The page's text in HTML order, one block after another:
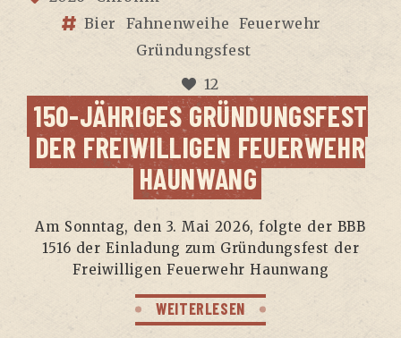
Bier
Fahnenweihe Feuerwehr
Gründungsfest
12
150-JÄH­RI­GES GRÜN­DUNGS­FEST
DER FREI­WIL­LI­GEN FEU­ER­WEHR
HAUNWANG
Am Sonn­tag, den 3. Mai 2026, folg­te der BBB
1516 der Ein­la­dung zum Grün­dungs­fest der
Frei­wil­li­gen Feu­er­wehr Haunwang
WEITERLESEN